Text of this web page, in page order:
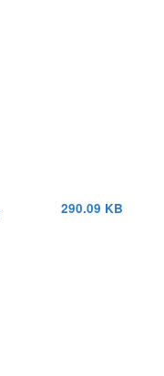
290.09 KB